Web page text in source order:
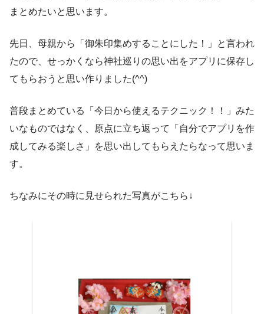
まとめたいと思います。
先日、母親から「御朱印集めすることにした！」と言われ
たので、せっかくなら神社巡りの思い出をアプリに保存し
てもらおうと思い作りました(^^)
普段まとめている「今日から使えるテクニック！！」みた
いなものではなく、原点に立ち返って「自分でアプリを作
成してみる楽しさ」を思い出してもらえたらなって思いま
す。
ちなみにその時に見せられた写真がこちら↓